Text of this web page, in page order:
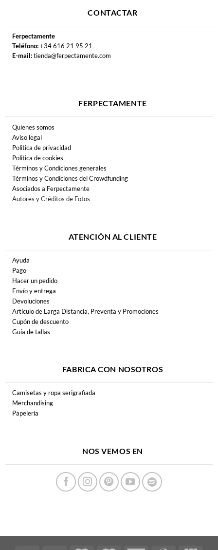
CONTACTAR
Ferpectamente
Teléfono:+34 616 21 95 21
E-mail:tienda@ferpectamente.com
FERPECTAMENTE
Quienes somos
Aviso legal
Politica de privacidad
Politica de cookies
Términos y Condiciones generales
Términos y Condiciones del Crowdfunding
Asociados a Ferpectamente
Autores y Créditos de Fotos
ATENCIÓN AL CLIENTE
Ayuda
Pago
Hacer un pedido
Envío y entrega
Devoluciones
Artículo de Larga Distancia, Preventa y Promociones
Cupón de descuento
Guía de tallas
FABRICA CON NOSOTROS
Camisetas y ropa serigrafiada
Merchandising
Papelería
NOS VEMOS EN